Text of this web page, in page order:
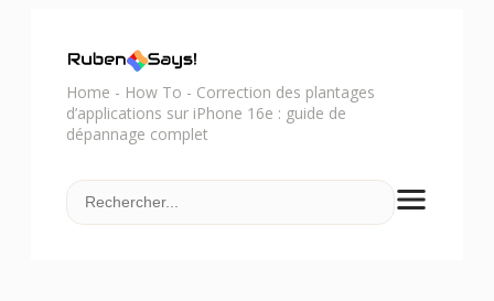
Home - How To - Correction des plantages
d’applications sur iPhone 16e : guide de
dépannage complet